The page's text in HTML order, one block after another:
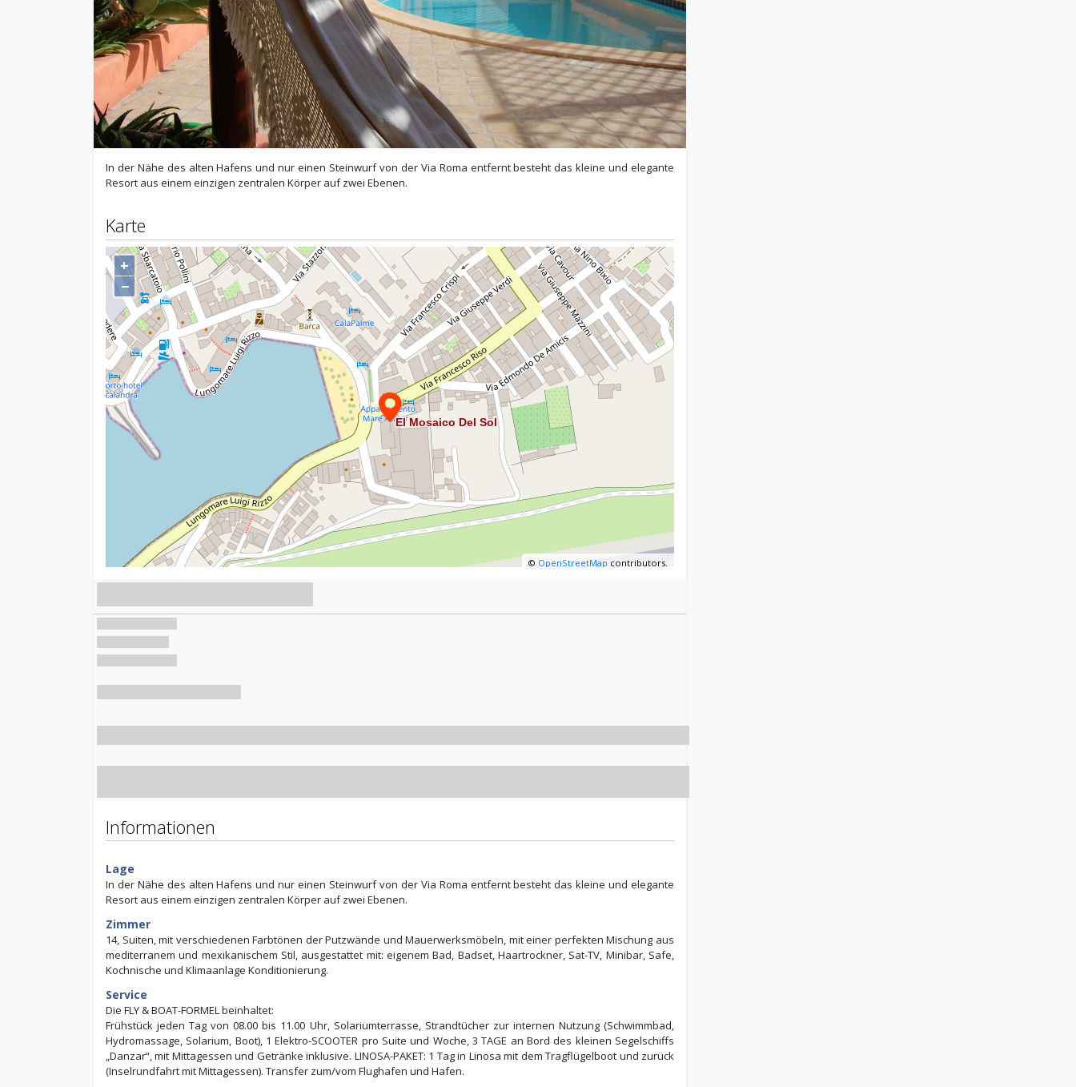
In der Nähe des alten Hafens und nur einen Steinwurf von der Via Roma entfernt besteht das kleine und elegante
Resort aus einem einzigen zentralen Körper auf zwei Ebenen.
Karte
+
−
© OpenStreetMap contributors.
Informationen
Lage
In der Nähe des alten Hafens und nur einen Steinwurf von der Via Roma entfernt besteht das kleine und elegante
Resort aus einem einzigen zentralen Körper auf zwei Ebenen.
Zimmer
14, Suiten, mit verschiedenen Farbtönen der Putzwände und Mauerwerksmöbeln, mit einer perfekten Mischung aus
mediterranem und mexikanischem Stil, ausgestattet mit: eigenem Bad, Badset, Haartrockner, Sat-TV, Minibar, Safe,
Kochnische und Klimaanlage Konditionierung.
Service
Die FLY & BOAT-FORMEL beinhaltet:
Frühstück jeden Tag von 08.00 bis 11.00 Uhr, Solariumterrasse, Strandtücher zur internen Nutzung (Schwimmbad,
Hydromassage, Solarium, Boot), 1 Elektro-SCOOTER pro Suite und Woche, 3 TAGE an Bord des kleinen Segelschiffs
„Danzar“, mit Mittagessen und Getränke inklusive. LINOSA-PAKET: 1 Tag in Linosa mit dem Tragflügelboot und zurück
(Inselrundfahrt mit Mittagessen). Transfer zum/vom Flughafen und Hafen.